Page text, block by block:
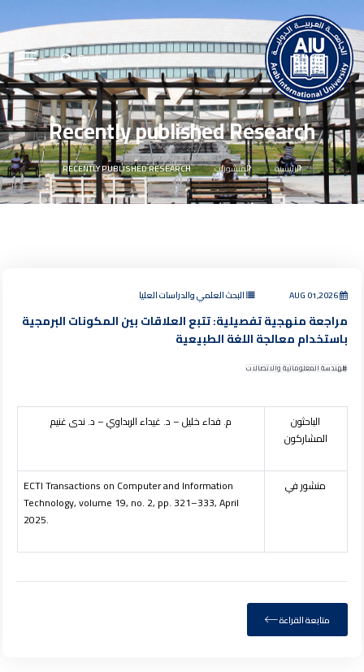
English
Recently published Research
الرئيسية المنشورات RECENTLY PUBLISHED RESEARCH
AUG 01,2026 البحث العلمي والدراسات العليا
مراجعة منهجية تفصيلية: تتبع العلاقات بين المكونات البرمجية
باستخدام معالجة اللغة الطبيعية
الهندسة المعلوماتية والاتصالات
الباحثون
المشاركون
م. فداء خليل – د. غيداء الربداوي – د. ندى غنيم
منشور في
ECTI Transactions on Computer and Information
Technology, volume 19, no. 2, pp. 321–333, April
2025.
متابعة القراءة